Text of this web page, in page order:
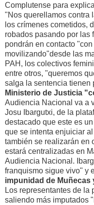
Complutense para
"Nos querellamos contra
los crímenes cometidos,
robados pasando por las
pondrán en contacto
movilizando"desde las
PAH, los colectivos
entre otros, "queremos
salga la sentencia tienen
Ministerio de Justicia
Audiencia Nacional va a
Josu Ibargutxi, de la
destacado que este es
que se intenta enjuiciar
también se realizarán en
estará centralizadas en
Audiencia Nacional.
franquismo sigue vivo" y
impunidad de Muñecas
Los representantes de la
saliendo más imputados